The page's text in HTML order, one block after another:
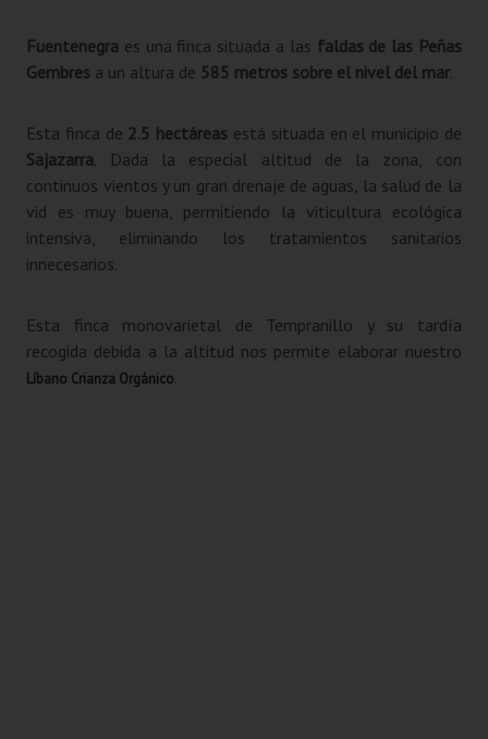
Fuentenegra es una finca situada a las faldas de las Peñas
Gembres a un altura de 585 metros sobre el nivel del mar.
Esta finca de 2.5 hectáreas está situada en el municipio de
Sajazarra. Dada la especial altitud de la zona, con
continuos vientos y un gran drenaje de aguas, la salud de la
vid es muy buena, permitiendo la viticultura ecológica
intensiva, eliminando los tratamientos sanitarios
innecesarios.
Esta finca monovarietal de Tempranillo y su tardía
recogida debida a la altitud nos permite elaborar nuestro
Líbano Crianza Orgánico.